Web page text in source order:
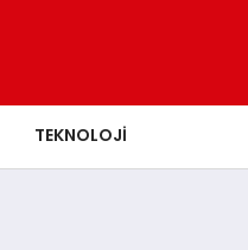
TEKNOLOJI